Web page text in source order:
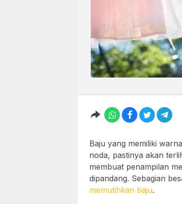
Baju yang memiliki
noda, pastinya akan
membuat penampilan
dipandang. Sebagian
memutihkan baju.